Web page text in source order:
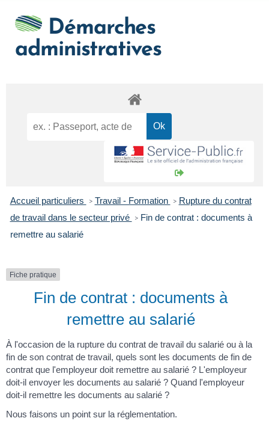
Démarches
administratives
Accueil particuliers > Travail - Formation > Rupture du contrat
de travail dans le secteur privé > Fin de contrat : documents à
remettre au salarié
Fiche pratique
Fin de contrat : documents à
remettre au salarié
À l'occasion de la rupture du contrat de travail du salarié ou à la
fin de son contrat de travail, quels sont les documents de fin de
contrat que l'employeur doit remettre au salarié ? L'employeur
doit-il envoyer les documents au salarié ? Quand l'employeur
doit-il remettre les documents au salarié ?
Nous faisons un point sur la réglementation.